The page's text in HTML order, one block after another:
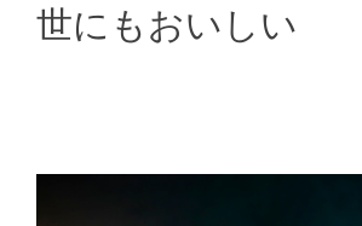
世にもおいしい